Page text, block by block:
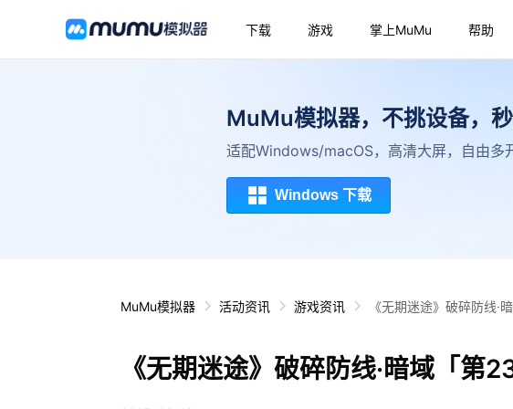
下载 游戏 掌上MuMu 帮助
MuMu模拟器，不挑设备，秒
适配Windows/macOS，高清大屏，自由多
Windows 下载
MuMu模拟器 活动资讯 游戏资讯 《无期迷途》破碎防线·
《无期迷途》破碎防线·暗域「第